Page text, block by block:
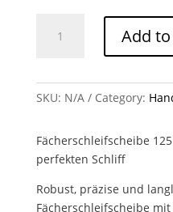
Fächerschleifscheibe
125mm
Add
SKU: N/A Category:
Fächerschleifscheibe
perfekten Schliff
Robust, präzise und
Fächerschleifscheibe